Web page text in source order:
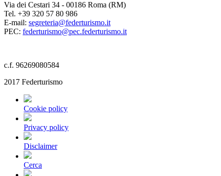
Via dei Cestari 34 - 00186 Roma (RM)
Tel. +39 320 57 80 986
E-mail: segreteria@federturismo.it
PEC: federturismo@pec.federturismo.it
c.f. 96269080584
2017 Federturismo
Cookie policy
Privacy policy
Disclaimer
Cerca